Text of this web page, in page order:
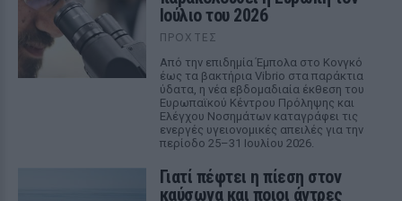
Ιούλιο του 2026
ΠΡΟΧΤΈΣ
Από την επιδημία Έμπολα στο Κονγκό
έως τα βακτήρια Vibrio στα παράκτια
ύδατα, η νέα εβδομαδιαία έκθεση του
Ευρωπαϊκού Κέντρου Πρόληψης και
Ελέγχου Νοσημάτων καταγράφει τις
ενεργές υγειονομικές απειλές για την
περίοδο 25–31 Ιουλίου 2026.
Γιατί πέφτει η πίεση στον
καύσωνα και ποιοι άντρες